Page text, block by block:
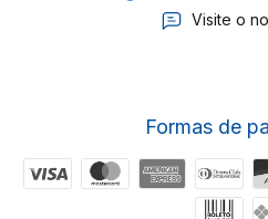
Visite o
Formas de